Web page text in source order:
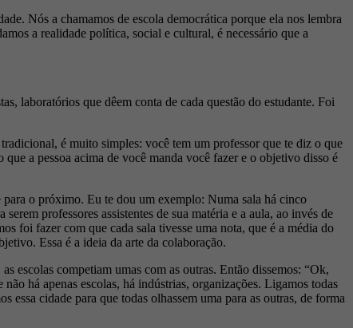
Nós a chamamos de escola democrática porque ela nos lembra
a realidade política, social e cultural, é necessário que a
laboratórios que dêem conta de cada questão do estudante. Foi
é muito simples: você tem um professor que te diz o que
a pessoa acima de você manda você fazer e o objetivo disso é
para o próximo. Eu te dou um exemplo: Numa sala há cinco
professores assistentes de sua matéria e a aula, ao invés de
foi fazer com que cada sala tivesse uma nota, que é a média do
Essa é a ideia da arte da colaboração.
escolas competiam umas com as outras. Então dissemos: “Ok,
há apenas escolas, há indústrias, organizações. Ligamos todas
essa cidade para que todas olhassem uma para as outras, de forma